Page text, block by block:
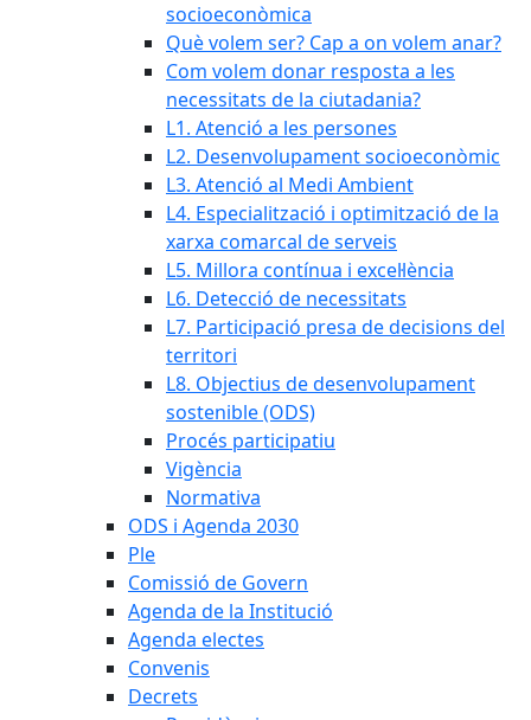
socioeconòmica
Què volem ser? Cap a on volem anar?
Com volem donar resposta a les
necessitats de la ciutadania?
L1. Atenció a les persones
L2. Desenvolupament socioeconòmic
L3. Atenció al Medi Ambient
L4. Especialització i optimització de la
xarxa comarcal de serveis
L5. Millora contínua i excel·lència
L6. Detecció de necessitats
L7. Participació presa de decisions del
territori
L8. Objectius de desenvolupament
sostenible (ODS)
Procés participatiu
Vigència
Normativa
ODS i Agenda 2030
Ple
Comissió de Govern
Agenda de la Institució
Agenda electes
Convenis
Decrets